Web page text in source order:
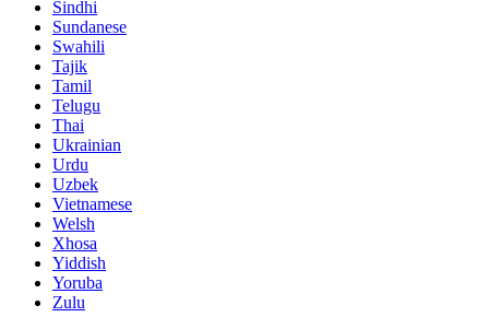
Sindhi
Sundanese
Swahili
Tajik
Tamil
Telugu
Thai
Ukrainian
Urdu
Uzbek
Vietnamese
Welsh
Xhosa
Yiddish
Yoruba
Zulu